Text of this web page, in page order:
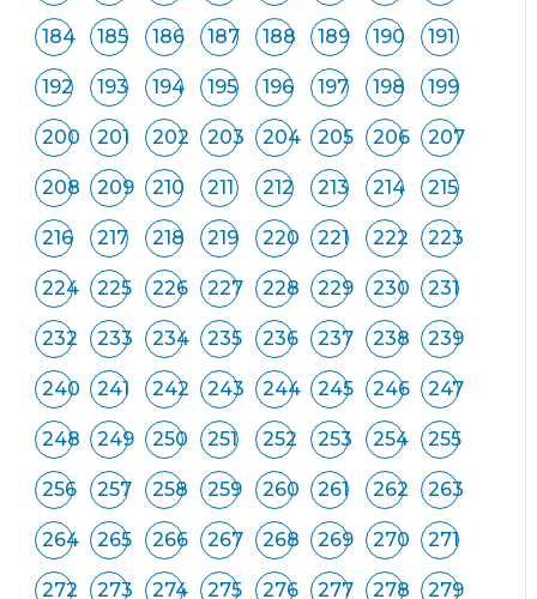
184 185 186 187 188 189 190 191
192 193 194 195 196 197 198 199
200 201 202 203 204 205 206 207
208 209 210 211 212 213 214 215
216 217 218 219 220 221 222 223
224 225 226 227 228 229 230 231
232 233 234 235 236 237 238 239
240 241 242 243 244 245 246 247
248 249 250 251 252 253 254 255
256 257 258 259 260 261 262 263
264 265 266 267 268 269 270 271
272 273 274 275 276 277 278 279